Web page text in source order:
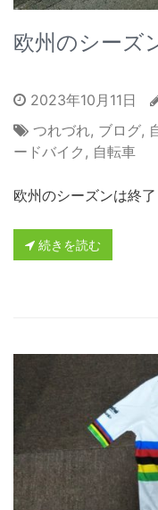
欧州のシーズ
2023年10月11日
つれづれ, ブログ,
ードバイク , 自転車
欧州のシーズンは終了
続きを読む